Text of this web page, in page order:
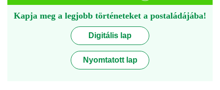
Kapja meg a legjobb történeteket a postaládájába!
Digitális lap
Nyomtatott lap